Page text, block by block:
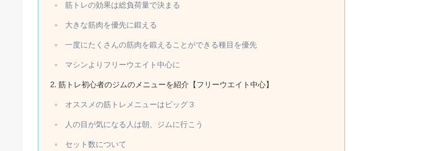
筋トレの効果は総負荷量で決まる
大きな筋肉を優先に鍛える
一度にたくさんの筋肉を鍛えることができる種目を優先
マシンよりフリーウエイト中心に
筋トレ初心者のジムのメニューを紹介【フリーウエイト中心】
オススメの筋トレメニューはビッグ３
人の目が気になる人は朝、ジムに行こう
セット数について